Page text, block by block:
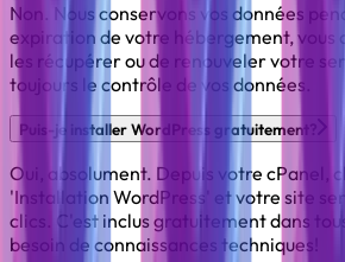
Non. Nous conservons vos données
expiration de votre hébergement, vous
les récupérer ou de renouveler votre
toujours le contrôle de vos données.
Puis-je installer WordPress gratuitement?
Oui, absolument. Depuis votre cPanel,
'Installation WordPress' et votre site
clics. C'est inclus gratuitement dans
besoin de connaissances techniques!